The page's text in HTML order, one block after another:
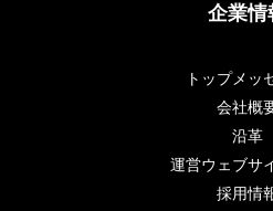
企業情
トップメッ
会社概
沿革
運営ウェブサ
採用情